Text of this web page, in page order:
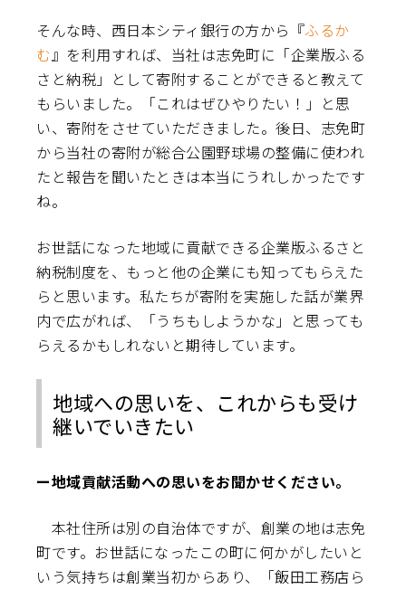
そんな時、西日本シティ銀行の方から『ふるか
む』を利用すれば、当社は志免町に「企業版ふる
さと納税」として寄附することができると教えて
もらいました。「これはぜひやりたい！」と思
い、寄附をさせていただきました。後日、志免町
から当社の寄附が総合公園野球場の整備に使われ
たと報告を聞いたときは本当にうれしかったです
ね。
お世話になった地域に貢献できる企業版ふるさと
納税制度を、もっと他の企業にも知ってもらえた
らと思います。私たちが寄附を実施した話が業界
内で広がれば、「うちもしようかな」と思っても
らえるかもしれないと期待しています。
地域への思いを、これからも受け
継いでいきたい
ー地域貢献活動への思いをお聞かせください。
本社住所は別の自治体ですが、創業の地は志免
町です。お世話になったこの町に何かがしたいと
いう気持ちは創業当初からあり、「飯田工務店ら